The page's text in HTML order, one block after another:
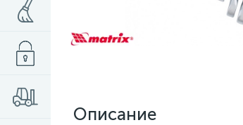
Описание